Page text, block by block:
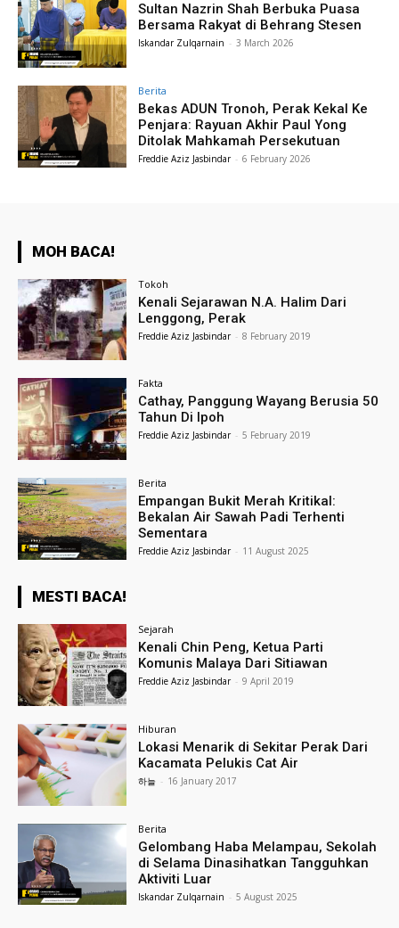
Sultan Nazrin Shah Berbuka Puasa
Bersama Rakyat di Behrang Stesen
Iskandar Zulqarnain - 3 March 2026
Berita
Bekas ADUN Tronoh, Perak Kekal Ke
Penjara: Rayuan Akhir Paul Yong
Ditolak Mahkamah Persekutuan
Freddie Aziz Jasbindar - 6 February 2026
MOH BACA!
Tokoh
Kenali Sejarawan N.A. Halim Dari
Lenggong, Perak
Freddie Aziz Jasbindar - 8 February 2019
Fakta
Cathay, Panggung Wayang Berusia 50
Tahun Di Ipoh
Freddie Aziz Jasbindar - 5 February 2019
Berita
Empangan Bukit Merah Kritikal:
Bekalan Air Sawah Padi Terhenti
Sementara
Freddie Aziz Jasbindar - 11 August 2025
MESTI BACA!
Sejarah
Kenali Chin Peng, Ketua Parti
Komunis Malaya Dari Sitiawan
Freddie Aziz Jasbindar - 9 April 2019
Hiburan
Lokasi Menarik di Sekitar Perak Dari
Kacamata Pelukis Cat Air
하늘 - 16 January 2017
Berita
Gelombang Haba Melampau, Sekolah
di Selama Dinasihatkan Tangguhkan
Aktiviti Luar
Iskandar Zulqarnain - 5 August 2025